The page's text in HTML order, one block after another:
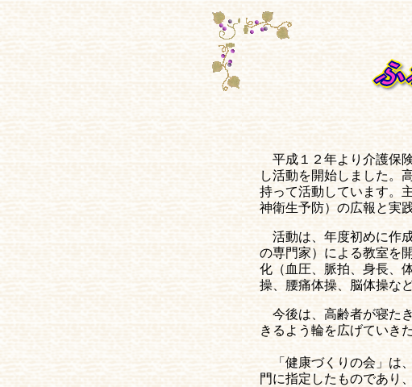
平成１２年より介護保
し活動を開始しました。
持って活動しています。
神衛生予防）の広報と実
活動は、年度初めに作
の専門家）による教室を
化（血圧、脈拍、身長、
操、腰痛体操、脳体操な
今後は、高齢者が寝た
きるよう輪を広げていき
「健康づくりの会」は
門に指定したものであり